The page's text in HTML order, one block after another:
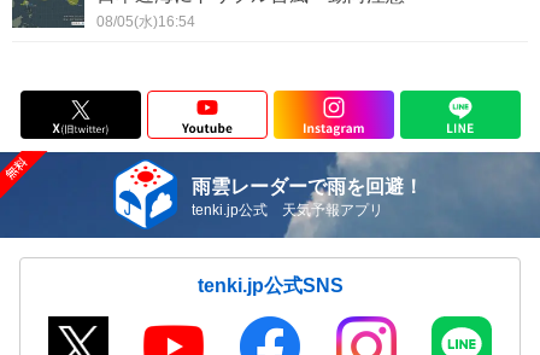
08/05(水)16:54
雨雲レーダーで雨を回避！
tenki.jp公式 天気予報アプリ
tenki.jp公式SNS